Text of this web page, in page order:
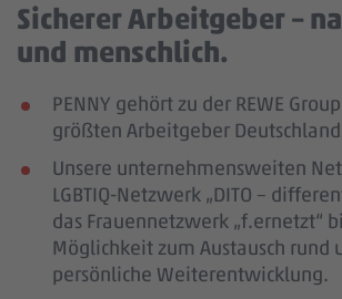
Sicherer Arbeitgeber –
und menschlich.
PENNY gehört zu der REWE
größten Arbeitgeber
Unsere unternehmensweiten
LGBTIQ-Netzwerk „DITO –
das Frauennetzwerk „f.ernetzt“
Möglichkeit zum Austausch rund
persönliche Weiterentwicklung.